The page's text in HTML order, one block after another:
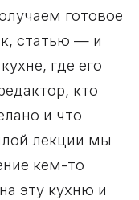
готовое
статью — и
где его
кто
и что
лекции мы
кем-то
эту кухню и